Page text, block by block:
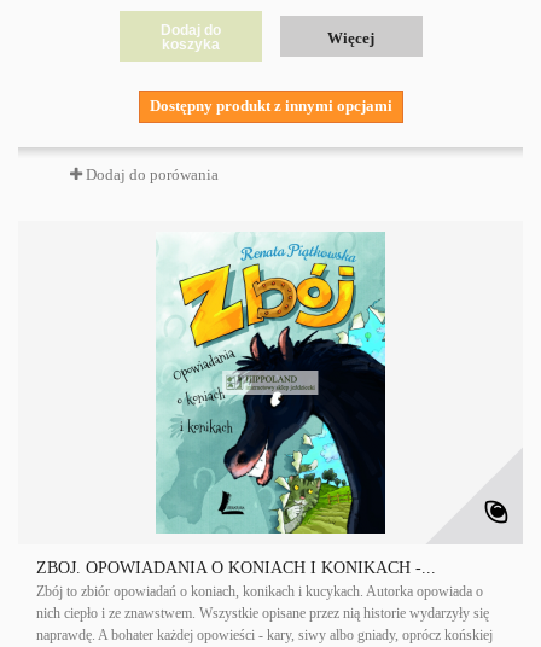
Dodaj do
koszyka
Więcej
Dostępny produkt z innymi opcjami
Dodaj do porówania
ZBÓJ. OPOWIADANIA O KONIACH I KONIKACH -...
Zbój to zbiór opowiadań o koniach, konikach i kucykach. Autorka opowiada o
nich ciepło i ze znawstwem. Wszystkie opisane przez nią historie wydarzyły się
naprawdę. A bohater każdej opowieści - kary, siwy albo gniady, oprócz końskiej